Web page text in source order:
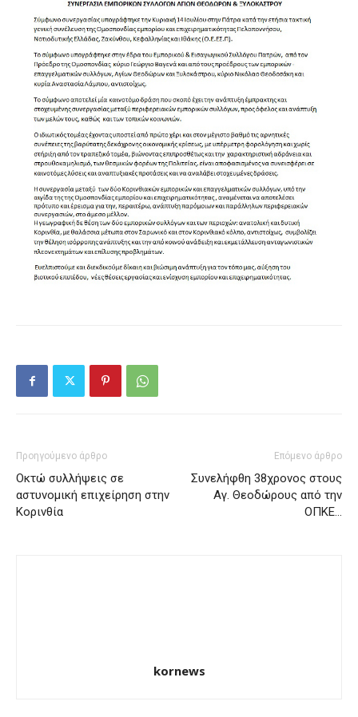
Προηγούμενο άρθρο
Οκτώ συλλήψεις σε
αστυνομική επιχείρηση στην
Κορινθία
Επόμενο άρθρο
Συνελήφθη 38χρονος στους
Αγ. Θεοδώρους από την
ΟΠΚΕ…
kornews